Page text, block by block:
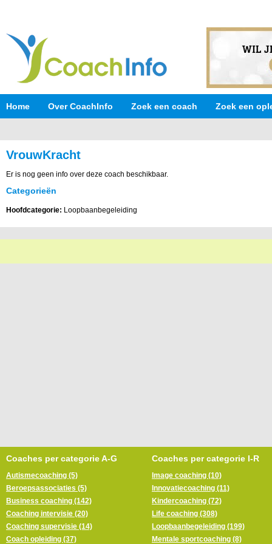
Home Over CoachInfo Zoek een coach Zoek een
VrouwKracht
Er is nog geen info over deze coach beschikbaar.
Categorieën
Hoofdcategorie: Loopbaanbegeleiding
Coaches per categorie A-G
Autismecoaching (5)
Beroepsassociaties (5)
Business coaching (142)
Coaching intervisie (20)
Coaching supervisie (14)
Coach opleiding (37)
Coaches per categorie I-R
Image coaching (10)
Innovatiecoaching (11)
Kindercoaching (72)
Life coaching (308)
Loopbaanbegeleiding (199)
Mentale sportcoaching (8)